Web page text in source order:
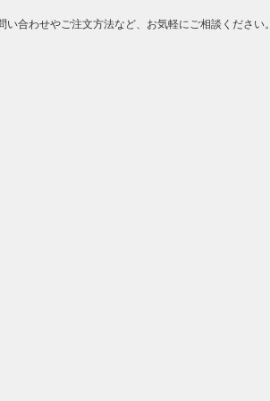
い合わせやご注文方法など、お気軽にご相談ください。